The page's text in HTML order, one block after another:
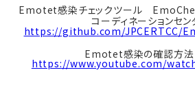
Emotet感染チェックツール
コーディネーションセン
https://github.com/JPCERTCC/
Emotet感染の確認方
https://www.youtube.com/